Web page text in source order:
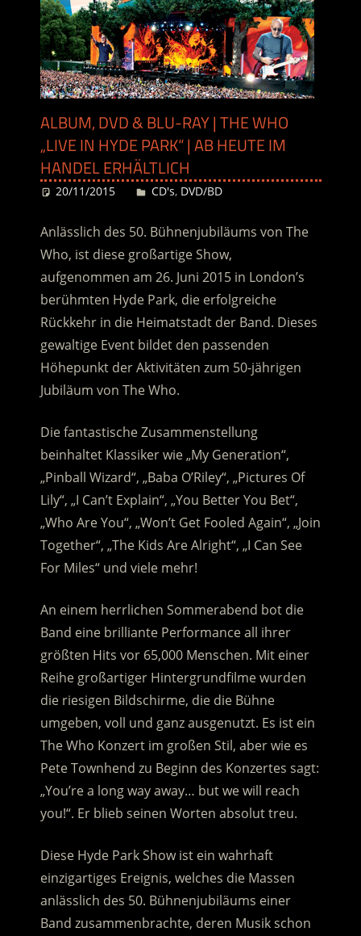
ALBUM, DVD & BLU-RAY | THE WHO
„LIVE IN HYDE PARK“ | AB HEUTE IM
HANDEL ERHÄLTLICH
20/11/2015 Desiree
CD's, DVD/BD
Anlässlich des 50. Bühnenjubiläums von The
Who, ist diese großartige Show,
aufgenommen am 26. Juni 2015 in London’s
berühmten Hyde Park, die erfolgreiche
Rückkehr in die Heimatstadt der Band. Dieses
gewaltige Event bildet den passenden
Höhepunkt der Aktivitäten zum 50-jährigen
Jubiläum von The Who.
Die fantastische Zusammenstellung
beinhaltet Klassiker wie „My Generation“,
„Pinball Wizard“, „Baba O’Riley“, „Pictures Of
Lily“, „I Can’t Explain“, „You Better You Bet“,
„Who Are You“, „Won’t Get Fooled Again“, „Join
Together“, „The Kids Are Alright“, „I Can See
For Miles“ und viele mehr!
An einem herrlichen Sommerabend bot die
Band eine brilliante Performance all ihrer
größten Hits vor 65,000 Menschen. Mit einer
Reihe großartiger Hintergrundfilme wurden
die riesigen Bildschirme, die die Bühne
umgeben, voll und ganz ausgenutzt. Es ist ein
The Who Konzert im großen Stil, aber wie es
Pete Townhend zu Beginn des Konzertes sagt:
„You’re a long way away… but we will reach
you!“. Er blieb seinen Worten absolut treu.
Diese Hyde Park Show ist ein wahrhaft
einzigartiges Ereignis, welches die Massen
anlässlich des 50. Bühnenjubiläums einer
Band zusammenbrachte, deren Musik schon